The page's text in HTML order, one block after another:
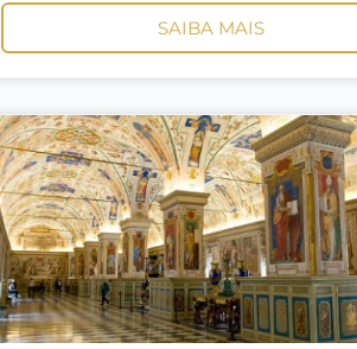
SAIBA MAIS